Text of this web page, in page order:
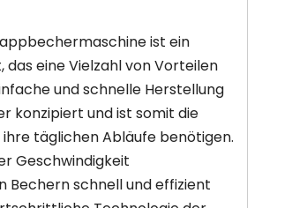
ist ein
eine Vielzahl von Vorteilen
und schnelle Herstellung
konzipiert und ist somit die
täglichen Abläufe benötigen.
Geschwindigkeit
Bechern schnell und effizient